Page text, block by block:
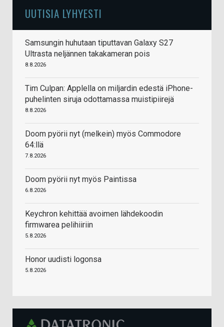
UUTISIA LYHYESTI
Samsungin huhutaan tiputtavan Galaxy S27
Ultrasta neljännen takakameran pois
8.8.2026
Tim Culpan: Applella on miljardin edestä iPhone-
puhelinten siruja odottamassa muistipiirejä
8.8.2026
Doom pyörii nyt (melkein) myös Commodore
64:llä
7.8.2026
Doom pyörii nyt myös Paintissa
6.8.2026
Keychron kehittää avoimen lähdekoodin
firmwarea pelihiiriin
5.8.2026
Honor uudisti logonsa
5.8.2026